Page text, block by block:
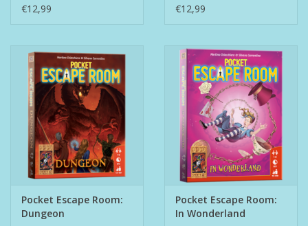
€12,99
€12,99
Pocket Escape Room:
Dungeon
Pocket Escape Room:
In Wonderland